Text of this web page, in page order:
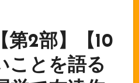
第2部】【10
ことを語る